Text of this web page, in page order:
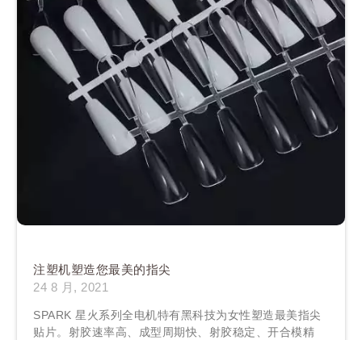
注塑机塑造您最美的指尖
24 8 月, 2021
SPARK 星火系列全电机特有黑科技为女性塑造最美指尖
贴片。射胶速率高、成型周期快、射胶稳定、开合模精